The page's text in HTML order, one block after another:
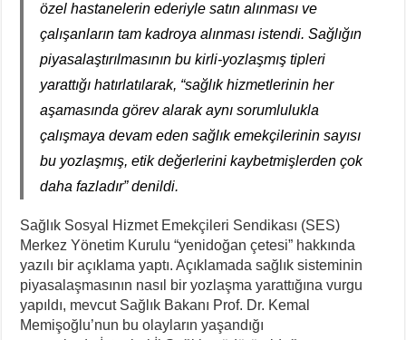
özel hastanelerin ederiyle satın alınması ve
çalışanların tam kadroya alınması istendi. Sağlığın
piyasalaştırılmasının bu kirli-yozlaşmış tipleri
yarattığı hatırlatılarak, “sağlık hizmetlerinin her
aşamasında görev alarak aynı sorumlulukla
çalışmaya devam eden sağlık emekçilerinin sayısı
bu yozlaşmış, etik değerlerini kaybetmişlerden çok
daha fazladır” denildi.
Sağlık Sosyal Hizmet Emekçileri Sendikası (SES)
Merkez Yönetim Kurulu “yenidoğan çetesi” hakkında
yazılı bir açıklama yaptı. Açıklamada sağlık sisteminin
piyasalaşmasının nasıl bir yozlaşma yarattığına vurgu
yapıldı, mevcut Sağlık Bakanı Prof. Dr. Kemal
Memişoğlu’nun bu olayların yaşandığı